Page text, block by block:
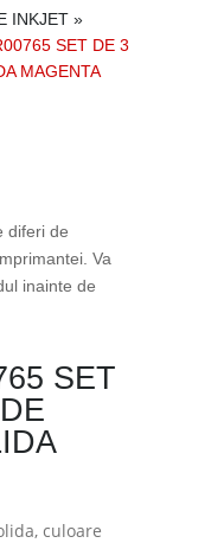
INKJET »
SET DE 3
MAGENTA
diferi de
Va
inainte de
SET
culoare